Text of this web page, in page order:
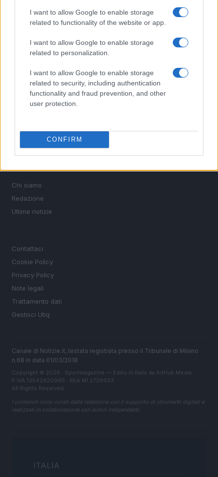
I want to allow Google to enable storage
related to functionality of the website or app.
I want to allow Google to enable storage
related to personalization.
I want to allow Google to enable storage
related to security, including authentication
functionality and fraud prevention, and other
user protection.
CONFIRM
nazionali e internazionali, gli highlight delle partite, le
interviste ai protagonisti e i risultati in tempo reale di tutte
Calcio
Tennis
Basket
Ciclismo
Altri sport
MAGAZINE
Chi siamo
Redazione
Ultime notizie
Contattaci
Cookie Policy
Privacy Policy
Note legali
Trattamento dati
Gestisci Utiq
Canale di Notizie.it, testata registrata presso il Tribunale di Milano
n.68 in data 01/03/2018
Copyright © 2026 · Sportmagazine — Edito in Italia da AdHub Media
P.IVA 13542920965 · REA MI 2729933
All Rights Reserved
I contenuti sono curati dalla redazione con il supporto di strumenti digitali e
realizzati in collaborazione con autori indipendenti.
ITALIA